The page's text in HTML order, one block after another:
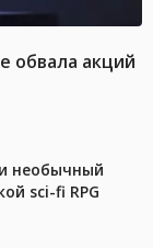
обвала акций
необычный
sci-fi RPG